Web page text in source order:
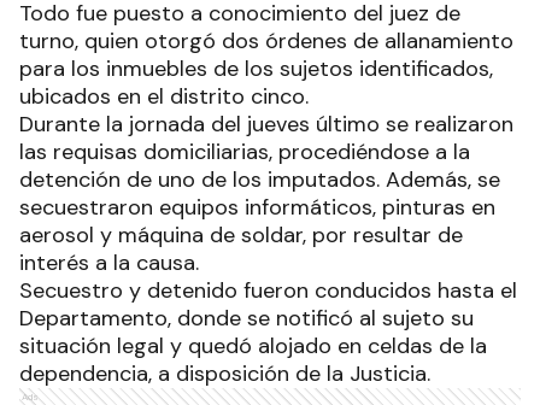
Todo fue puesto a conocimiento del juez de
turno, quien otorgó dos órdenes de allanamiento
para los inmuebles de los sujetos identificados,
ubicados en el distrito cinco.
Durante la jornada del jueves último se realizaron
las requisas domiciliarias, procediéndose a la
detención de uno de los imputados. Además, se
secuestraron equipos informáticos, pinturas en
aerosol y máquina de soldar, por resultar de
interés a la causa.
Secuestro y detenido fueron conducidos hasta el
Departamento, donde se notificó al sujeto su
situación legal y quedó alojado en celdas de la
dependencia, a disposición de la Justicia.
Ads